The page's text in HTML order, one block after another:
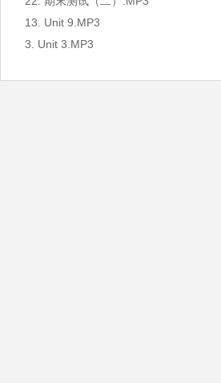
13. Unit 9.MP3
3. Unit 3.MP3